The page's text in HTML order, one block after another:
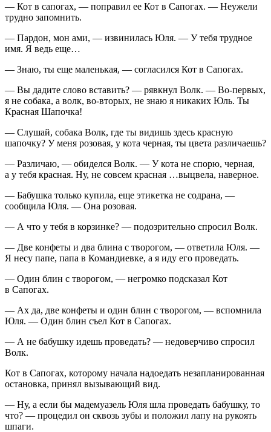
— Кот в сапогах, — поправил ее Кот в Сапогах. — Неужели
трудно запомнить.
— Пардон, мон ами, — извинилась Юля. — У тебя трудное
имя. Я ведь еще…
— Знаю, ты еще маленькая, — согласился Кот в Сапогах.
— Вы дадите слово вставить? — рявкнул Волк. — Во-первых,
я не собака, а волк, во-вторых, не знаю я никаких Юль. Ты
Красная Шапочка!
— Слушай, собака Волк, где ты видишь здесь красную
шапочку? У меня розовая, у кота черная, ты цвета различаешь?
— Различаю, — обиделся Волк. — У кота не спорю, черная,
а у тебя красная. Ну, не совсем красная …выцвела, наверное.
— Бабушка только купила, еще этикетка не содрана, —
сообщила Юля. — Она розовая.
— А что у тебя в корзинке? — подозрительно спросил Волк.
— Две конфеты и два блина с творогом, — ответила Юля. —
Я несу папе, папа в Командиевке, а я иду его проведать.
— Один блин с творогом, — негромко подсказал Кот
в Сапогах.
— Ах да, две конфеты и один блин с творогом, — вспомнила
Юля. — Один блин съел Кот в Сапогах.
— А не бабушку идешь проведать? — недоверчиво спросил
Волк.
Кот в Сапогах, которому начала надоедать незапланированная
остановка, принял вызывающий вид.
— Ну, а если бы мадемуазель Юля шла проведать бабушку, то
что? — процедил он сквозь зубы и положил лапу на рукоять
шпаги.